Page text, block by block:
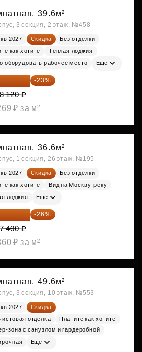
39.6м²
3 секция, 2 этаж, №458
2027 Скидка
Без отделки
как хотите
Тёплая лоджия
оборудовать рабочее место Ещё
052 ₽ -23%
120 ₽
₽ за м²
36.6м²
1 секция, 26 этаж, №195
2027 Скидка
Без отделки
как хотите
Вид на Москву-реку
лоджия Ещё
076 ₽ -26%
400 ₽
₽ за м²
49.6м²
3 секция, 10 этаж, №553
2027
Скидка
отделка
Платите как хотите
зона с санузлом и гардеробной
Ещё